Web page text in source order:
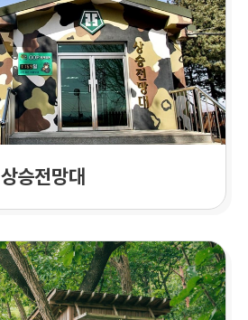
상승전망대